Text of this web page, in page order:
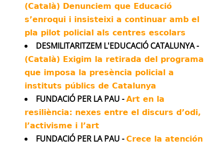
Antimilitaristes MOC València Retuiteado
Avatar Ben van der Merwe @_bvdm · 16 Jul
It's four and a half months since the
Minab school bombing.
We've been investigating.
Experts told us all the evidence points to
US responsibility, and a Pentagon source
told us their investigation blames "human
error".
(Català) Denunciem que Educació
s’enroqui i insisteixi a continuar amb el
pla pilot policial als centres escolars
DESMILITARITZEM L'EDUCACIÓ CATALUNYA -
(Català) Exigim la retirada del programa
que imposa la presència policial a
instituts públics de Catalunya
FUNDACIÓ PER LA PAU -Art en la
resiliència: nexes entre el discurs d’odi,
l’activisme i l’art
FUNDACIÓ PER LA PAU -Crece la atención